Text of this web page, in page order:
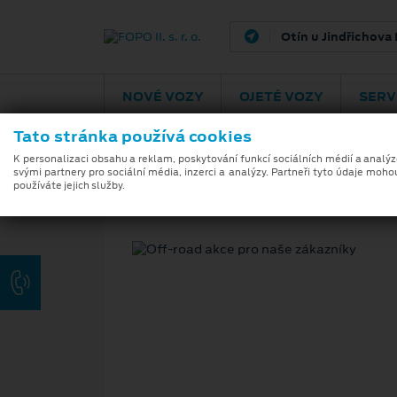
Otín u Jindřichova
NOVÉ VOZY OJETÉ VOZY
Tato stránka používá cookies
K personalizaci obsahu a reklam, poskytování funkcí sociálních médií a
svými partnery pro sociální média, inzerci a analýzy. Partneři tyto údaje
používáte jejich služby.